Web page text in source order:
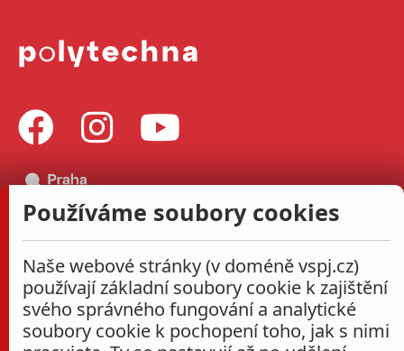
Používáme soubory cookies
Naše webové stránky (v doméně vspj.cz)
používají základní soubory cookie k zajištění
svého správného fungování a analytické
soubory cookie k pochopení toho, jak s nimi